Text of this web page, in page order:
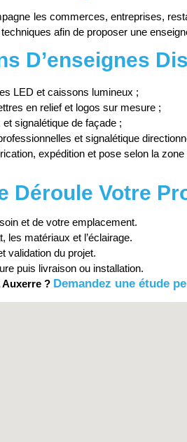
les commerces, entreprises,
afin de proposer une
D’enseignes
LED et caissons lumineux ;
en relief et logos sur mesure ;
signalétique de façade ;
et signalétique
expédition et pose selon la zone
Déroule Votre
et de votre emplacement.
les matériaux et l’éclairage.
validation du projet.
puis livraison ou installation.
Auxerre ? Demandez une étude